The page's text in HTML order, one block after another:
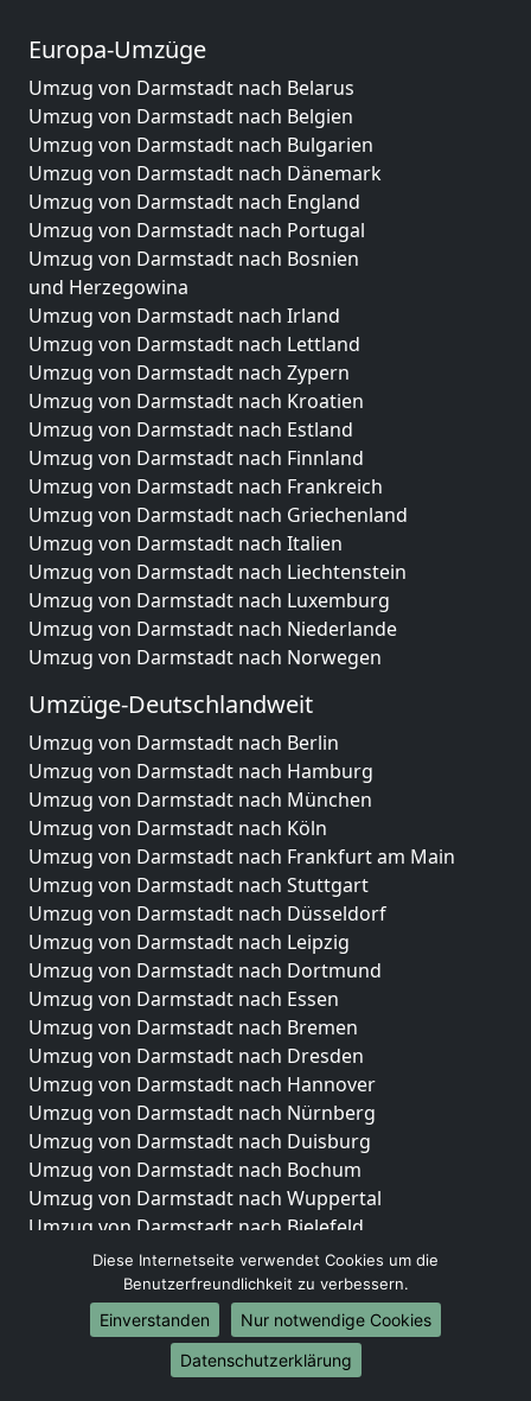
Europa-Umzüge
Umzug von Darmstadt nach Belarus
Umzug von Darmstadt nach Belgien
Umzug von Darmstadt nach Bulgarien
Umzug von Darmstadt nach Dänemark
Umzug von Darmstadt nach England
Umzug von Darmstadt nach Portugal
Umzug von Darmstadt nach Bosnien
und Herzegowina
Umzug von Darmstadt nach Irland
Umzug von Darmstadt nach Lettland
Umzug von Darmstadt nach Zypern
Umzug von Darmstadt nach Kroatien
Umzug von Darmstadt nach Estland
Umzug von Darmstadt nach Finnland
Umzug von Darmstadt nach Frankreich
Umzug von Darmstadt nach Griechenland
Umzug von Darmstadt nach Italien
Umzug von Darmstadt nach Liechtenstein
Umzug von Darmstadt nach Luxemburg
Umzug von Darmstadt nach Niederlande
Umzug von Darmstadt nach Norwegen
Umzüge-Deutschlandweit
Umzug von Darmstadt nach Berlin
Umzug von Darmstadt nach Hamburg
Umzug von Darmstadt nach München
Umzug von Darmstadt nach Köln
Umzug von Darmstadt nach Frankfurt am Main
Umzug von Darmstadt nach Stuttgart
Umzug von Darmstadt nach Düsseldorf
Umzug von Darmstadt nach Leipzig
Umzug von Darmstadt nach Dortmund
Umzug von Darmstadt nach Essen
Umzug von Darmstadt nach Bremen
Umzug von Darmstadt nach Dresden
Umzug von Darmstadt nach Hannover
Umzug von Darmstadt nach Nürnberg
Umzug von Darmstadt nach Duisburg
Umzug von Darmstadt nach Bochum
Umzug von Darmstadt nach Wuppertal
Umzug von Darmstadt nach Bielefeld
Umzug von Darmstadt nach Bonn
Umzug von Darmstadt nach Münster
Internationale-Umzüge
Umzug von Darmstadt nach Brasilien
Diese Internetseite verwendet Cookies um die
Benutzerfreundlichkeit zu verbessern.
Einverstanden
Nur notwendige Cookies
Datenschutzerklärung